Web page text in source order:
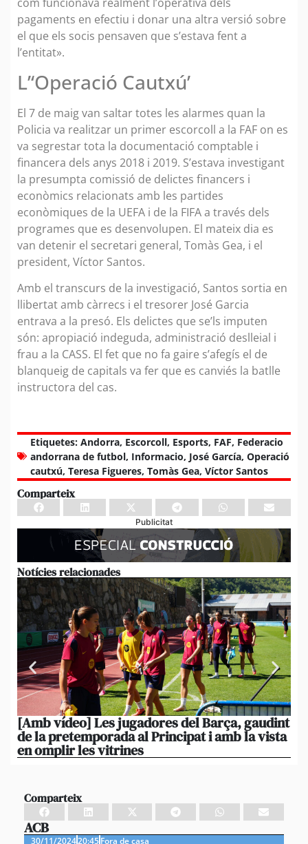
pagaments en efectiu i donar una altra versió sobre
el que els socis pensaven que s’estava fent a
l’entitat».
L’‘Operació Cautxú’
El 7 de maig van saltar totes les alarmes quan la
Policia va realitzar un primer escorcoll a la FAF on es
va segrestar tota la documentació comptable i
financera dels anys 2018 i 2019. S’estava investigant
la presumpta comissió de delictes financers i
econòmics relacionats amb les partides
econòmiques de la UEFA i de la FIFA a través dels
programes que es desenvolupen. El mateix dia es
van detenir el secretari general, Tomàs Gea, i el
president, Víctor Santos.
Amb el transcurs de la investigació, Santos sortia en
llibertat amb càrrecs i el tresorer José Garcia
entrava a la presó. Els delictes que se’ls imputen
són: apropiació indeguda, administració deslleial i
frau a la CASS. El fet que no fa gaire s’afegís el de
blanqueig de capitals va fer que es canviés la batlle
instructora del cas.
Etiquetes: Andorra, Escorcoll, Esports, FAF, Federacio
andorrana de futbol, Informacio, José García, Operació
cautxú, Teresa Figueres, Tomàs Gea, Víctor Santos
Comparteix
Publicitat
Notícies relacionades
[Amb vídeo] Les jugadores del Barça, gaudint
de la pretemporada al Principat i amb la vista
en omplir les vitrines
Comparteix
ACB
30/11/202420:45Fora de casa